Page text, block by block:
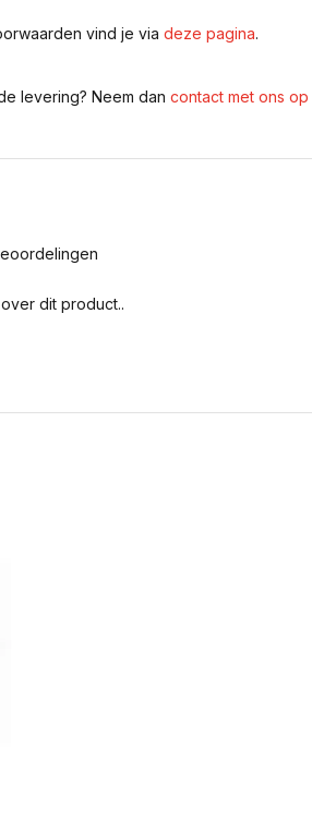
vind je via deze pagina.
levering? Neem dan contact met ons op
dit product..